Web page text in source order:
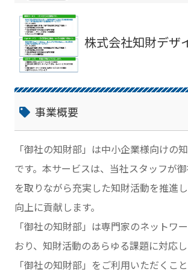
株式会社知財デザ
事業概要
「御社の知財部」は中小企業様向けの
です。本サービスは、当社スタッフが
を取りながら充実した知財活動を推進
向上に貢献します。
「御社の知財部」は専門家のネットワ
おり、知財活動のあらゆる課題に対応し
「御社の知財部」をご利用いただくこ